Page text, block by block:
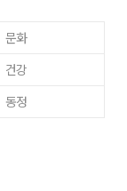
문화
건강
동정